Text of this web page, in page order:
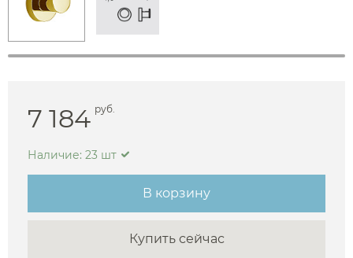
7 184 руб.
Наличие: 23 шт
В корзину
Купить сейчас